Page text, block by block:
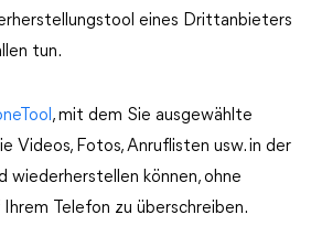
eines Drittanbieters
tun.
, mit dem Sie ausgewählte
Videos, Fotos, Anruflisten usw. in der
wiederherstellen können, ohne
Telefon zu überschreiben.